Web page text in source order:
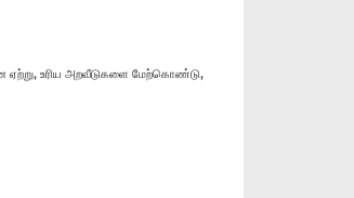
ஏற்று, உரிய அறவீடுகளை மேற்கொண்டு,